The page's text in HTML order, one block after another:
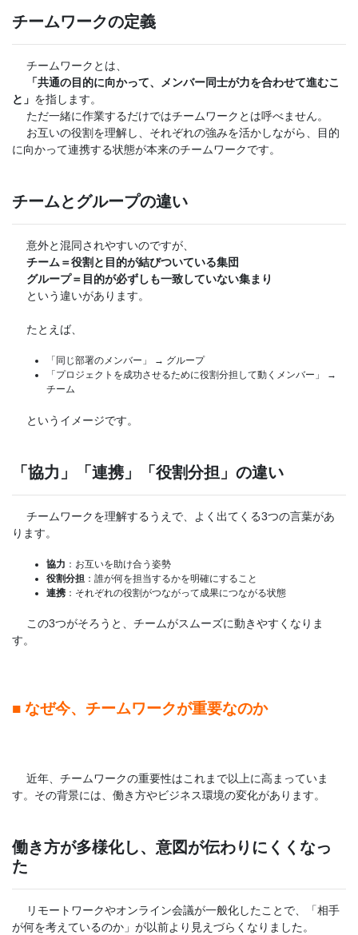
チームワークの定義
チームワークとは、
「共通の目的に向かって、メンバー同士が力を合わせて進むこ
と」 を指します。
ただ一緒に作業するだけではチームワークとは呼べません。
お互いの役割を理解し、それぞれの強みを活かしながら、目的
に向かって連携する状態が本来のチームワークです。
チームとグループの違い
意外と混同されやすいのですが、
チーム＝役割と目的が結びついている集団
グループ＝目的が必ずしも一致していない集まり
という違いがあります。
たとえば、
「同じ部署のメンバー」 → グループ
「プロジェクトを成功させるために役割分担して動くメンバー」 →
チーム
というイメージです。
「協力」「連携」「役割分担」の違い
チームワークを理解するうえで、よく出てくる3つの言葉があ
ります。
協力 ：お互いを助け合う姿勢
役割分担：誰が何を担当するかを明確にすること
連携：それぞれの役割がつながって成果につながる状態
この3つがそろうと、チームがスムーズに動きやすくなりま
す。
■ なぜ今、チームワークが重要なのか
近年、チームワークの重要性はこれまで以上に高まっていま
す。その背景には、働き方やビジネス環境の変化があります。
働き方が多様化し、意図が伝わりにくくなっ
た
リモートワークやオンライン会議が一般化したことで、「相手
が何を考えているのか」が以前より見えづらくなりました。